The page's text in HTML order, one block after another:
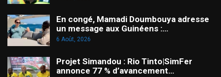
En congé, Mamadi Doumbouya adresse
un message aux Guinéens :…
6 Août, 2026
Projet Simandou : Rio Tinto|SimFer
annonce 77 % d’avancement…